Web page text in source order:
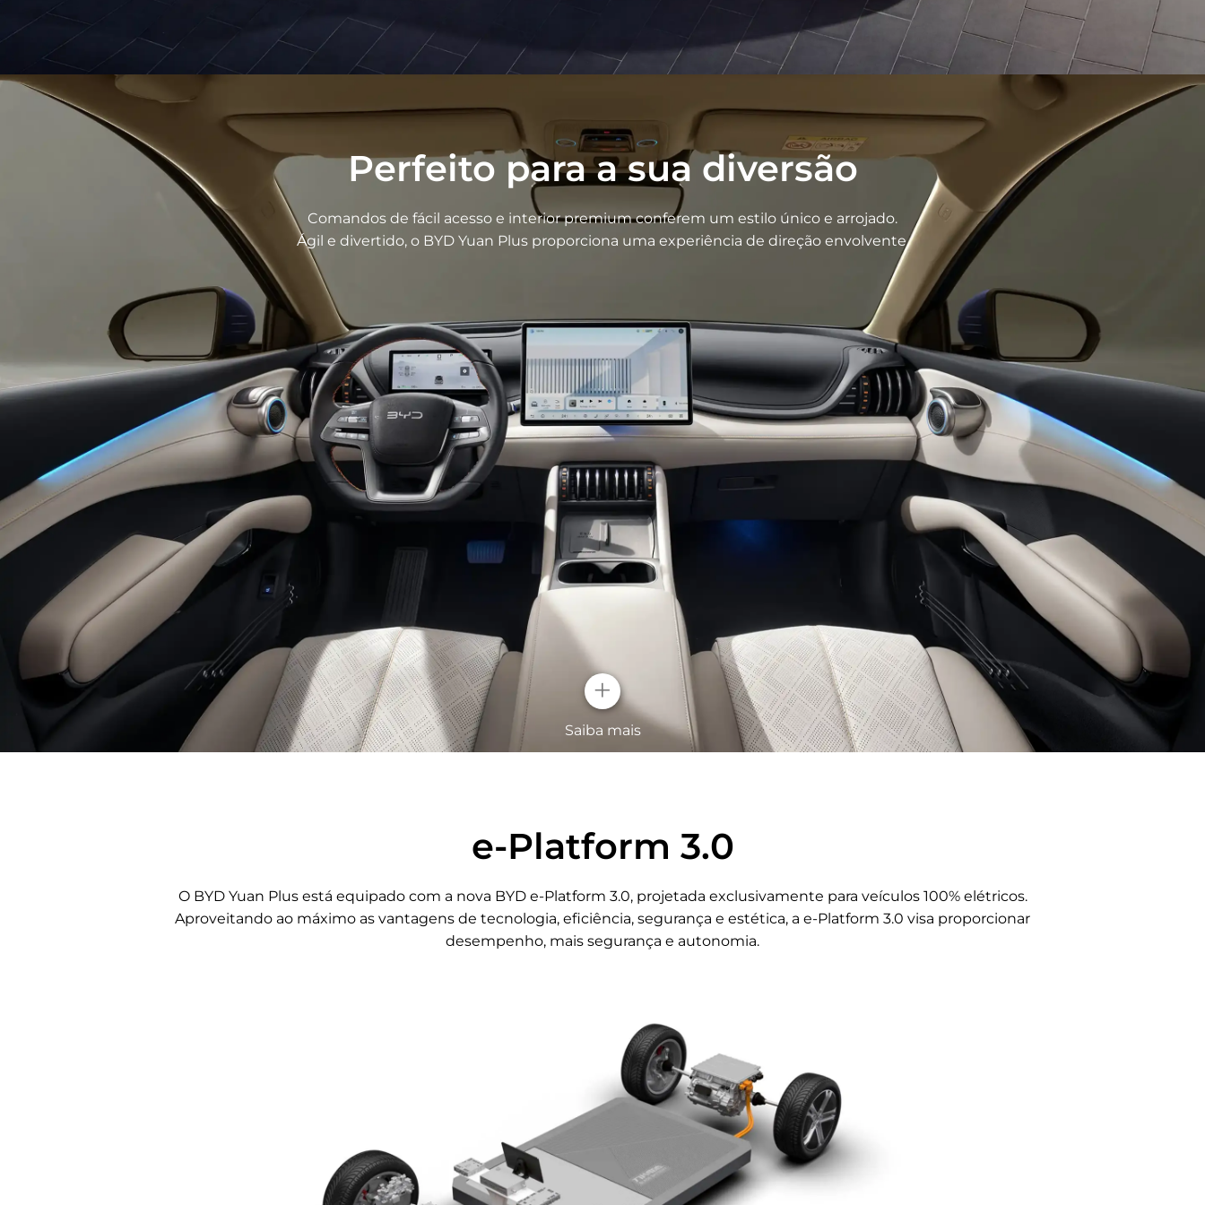
Perfeito para a sua diversão
Comandos de fácil acesso e interior premium conferem um estilo único e arrojado.
Ágil e divertido, o BYD Yuan Plus proporciona uma experiência de direção envolvente.
+
Saiba mais
Os bancos esportivos ergonomicamente integrados são feitos de
ajustáveis ​​eletricamente, criando uma experiência de condução
mais confortável.
Console flutuante com atalhos para as principais funcionalidades
e-Platform 3.0
O BYD Yuan Plus está equipado com a nova BYD e-Platform 3.0, projetada exclusivamente para veículos 100% elétricos.
Aproveitando ao máximo as vantagens de tecnologia, eficiência, segurança e estética, a e-Platform 3.0 visa proporcionar
desempenho, mais segurança e autonomia.